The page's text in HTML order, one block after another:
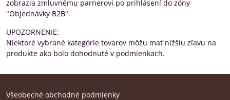
zobrazia zmluvnému parnerovi po prihlásení do zóny
"Objednávky B2B".
UPOZORNENIE:
Niektoré vybrané kategórie tovarov môžu mať nižšiu zľavu na
produkte ako bolo dohodnuté v podmienkach.
Všeobecné obchodné podmienky